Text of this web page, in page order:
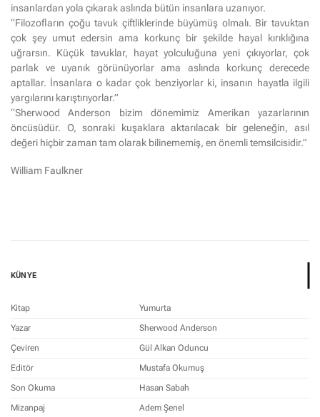
insanlardan yola çıkarak aslında bütün insanlara uzanıyor.
“Filozofların çoğu tavuk çiftliklerinde büyümüş olmalı. Bir tavuktan
çok şey umut edersin ama korkunç bir şekilde hayal kırıklığına
uğrarsın. Küçük tavuklar, hayat yolculuğuna yeni çıkıyorlar, çok
parlak ve uyanık görünüyorlar ama aslında korkunç derecede
aptallar. İnsanlara o kadar çok benziyorlar ki, insanın hayatla ilgili
yargılarını karıştırıyorlar.”
“Sherwood Anderson bizim dönemimiz Amerikan yazarlarının
öncüsüdür. O, sonraki kuşaklara aktarılacak bir geleneğin, asıl
değeri hiçbir zaman tam olarak bilinememiş, en önemli temsilcisidir.”
William Faulkner
KÜNYE
Kitap
Yumurta
Yazar
Sherwood Anderson
Çeviren
Gül Alkan Oduncu
Editör
Mustafa Okumuş
Son Okuma
Hasan Sabah
Mizanpaj
Adem Şenel